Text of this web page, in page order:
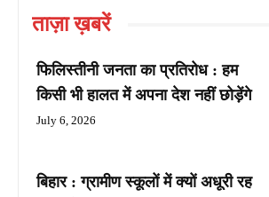
ताज़ा ख़बरें
फिलिस्तीनी जनता का प्रतिरोध : हम
किसी भी हालत में अपना देश नहीं छोड़ेंगे
July 6, 2026
बिहार : ग्रामीण स्कूलों में क्यों अधूरी रह